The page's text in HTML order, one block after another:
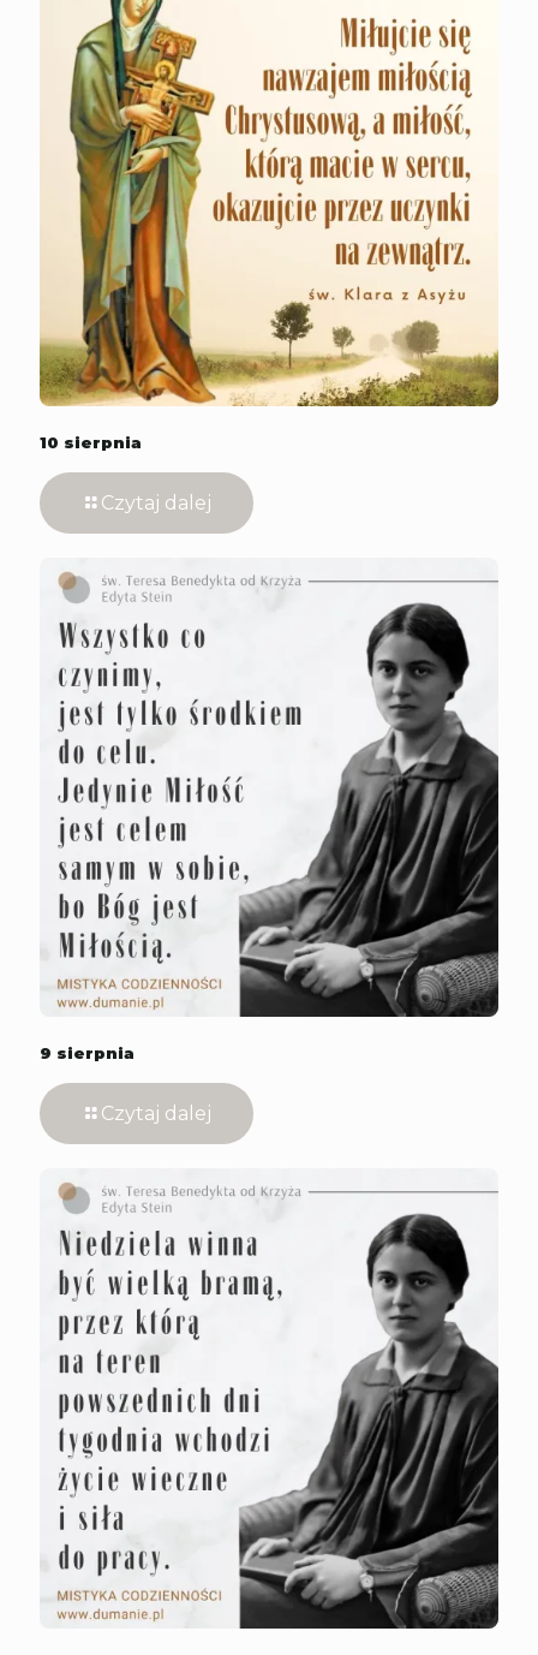
10 sierpnia
Czytaj dalej
9 sierpnia
Czytaj dalej